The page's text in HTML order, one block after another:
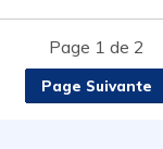
Page 1 de 2
Page Suivante